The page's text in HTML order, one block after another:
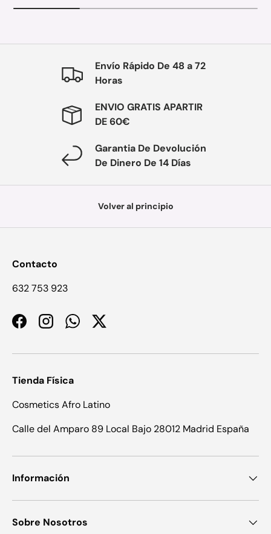
Envío Rápido De 48 a 72
Horas
ENVIO GRATIS APARTIR
DE 60€
Garantia De Devolución
De Dinero De 14 Días
Volver al principio
Contacto
632 753 923
FacebookInstagramWhatsApp
Twitter
Tienda Física
Cosmetics Afro Latino
Calle del Amparo 89 Local Bajo 28012 Madrid España
Información
Sobre Nosotros